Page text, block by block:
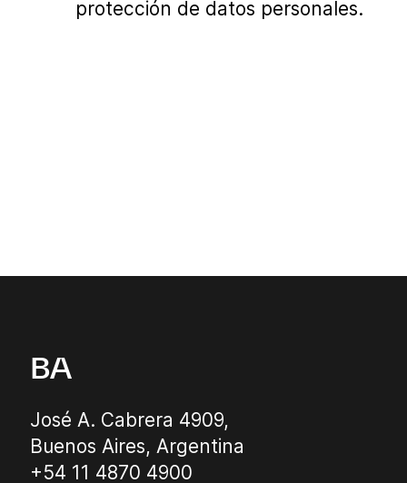
protección de datos personales.
BA
José A. Cabrera 4909,
Buenos Aires, Argentina
+54 11 4870 4900